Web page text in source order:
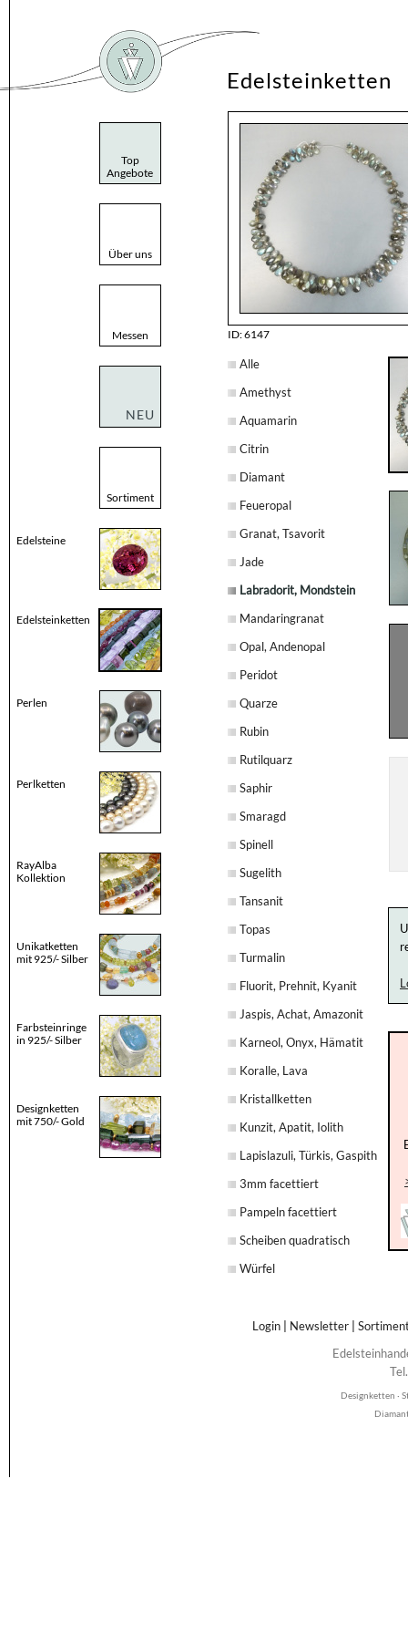
Top
Angebote
Über uns
Messen
NEU
Sortiment
Edelsteine
Edelsteinketten
Perlen
Perlketten
RayAlba
Kollektion
Unikatketten
mit 925/- Silber
Farbsteinringe
in 925/- Silber
Designketten
mit 750/- Gold
Edelsteinketten
ID: 6147
Alle
Amethyst
Aquamarin
Citrin
Diamant
Feueropal
Granat, Tsavorit
Jade
Labradorit, Mondstein
Mandaringranat
Opal, Andenopal
Peridot
Quarze
Rubin
Rutilquarz
Saphir
Smaragd
Spinell
Sugelith
Tansanit
Topas
Turmalin
Fluorit, Prehnit, Kyanit
Jaspis, Achat, Amazonit
Karneol, Onyx, Hämatit
Koralle, Lava
Kristallketten
Kunzit, Apatit, Iolith
Lapislazuli, Türkis, Gaspith
3mm facettiert
Pampeln facettiert
Scheiben quadratisch
Würfel
Login Newsletter |
Designketten ·